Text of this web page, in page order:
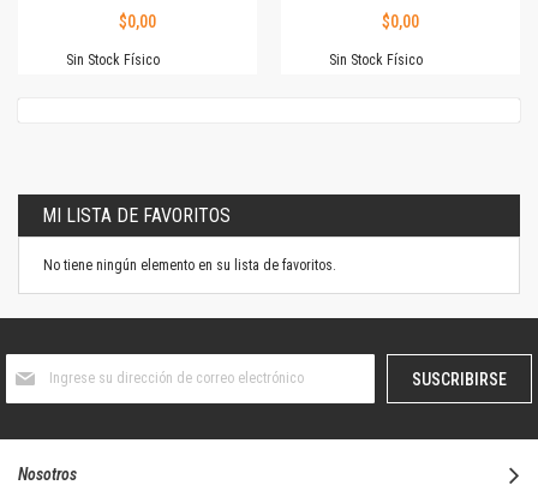
$0,00
Sin Stock Físico
$0,00
Sin Stock Físico
MI LISTA DE FAVORITOS
No tiene ningún elemento en su lista de favoritos.
boletín
SUSCRIBIRSE
Nosotros